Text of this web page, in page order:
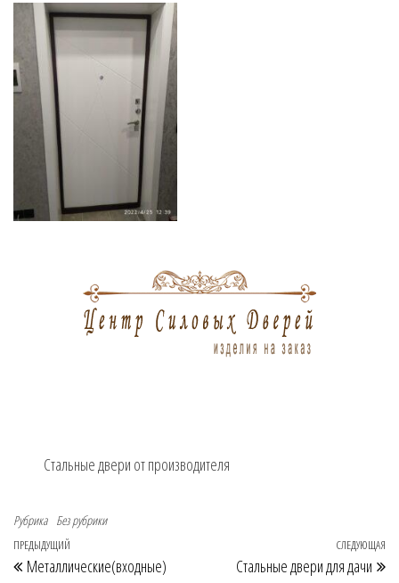
Стальные двери от производителя
Рубрика Без рубрики
Навигация по записям
Предыдущая запись
ПРЕДЫДУЩИЙ
Металлические(входные)
СЛЕДУЮЩАЯ
Стальные двери для дачи